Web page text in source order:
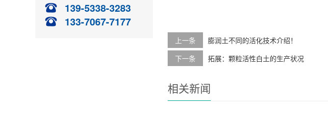
139-5338-3283
133-7067-7177
上一条
膨润土不同的活化技术介绍！
下一条
拓展：颗粒活性白土的生产状况
相关新闻